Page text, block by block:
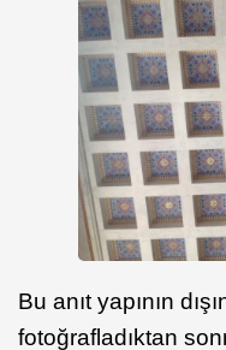
Bu anıt yapının
fotoğrafladıktan